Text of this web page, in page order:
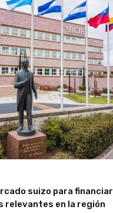
suizo para financiar
relevantes en la región